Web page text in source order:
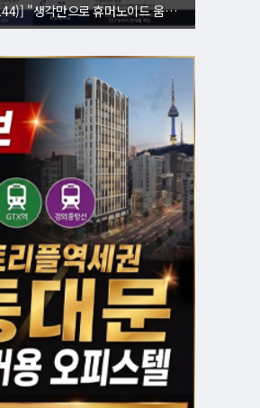
[퓨처 Eyes(144)] "생각만으로 휴머노이드 움직인다"⋯뇌 내적 설계도 복제